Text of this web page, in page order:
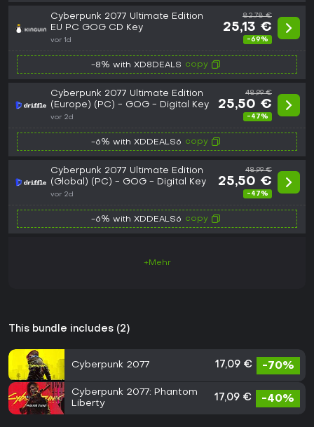
Cyberpunk 2077 Ultimate Edition
EU PC GOG CD Key
vor 1d
82,78 €
25,13 €
-69%
-8% with XD8DEALS copy
Cyberpunk 2077 Ultimate Edition
(Europe) (PC) - GOG - Digital Key
vor 2d
48,99 €
25,50 €
-47%
-6% with XDDEALS6 copy
Cyberpunk 2077 Ultimate Edition
(Global) (PC) - GOG - Digital Key
vor 2d
48,99 €
25,50 €
-47%
-6% with XDDEALS6 copy
+Mehr
This bundle includes (2)
Cyberpunk 2077 17,09 € -70%
Cyberpunk 2077: Phantom
Liberty
17,09 € -40%